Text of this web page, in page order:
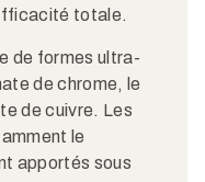
totale.
de formes ultra-
de chrome, le
de cuivre. Les
le
apportés sous